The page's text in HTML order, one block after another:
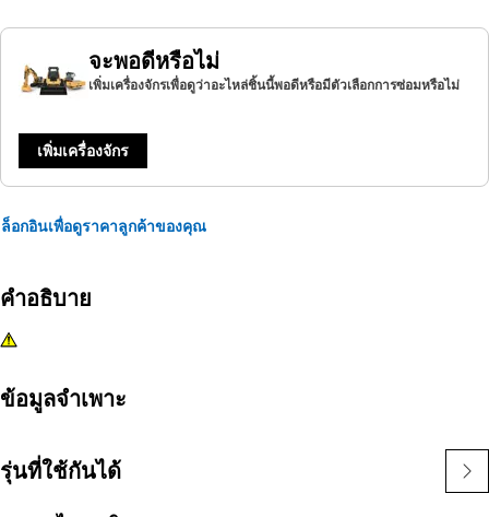
จะพอดีหรือไม่
เพิ่มเครื่องจักรเพื่อดูว่าอะไหล่ชิ้นนี้พอดีหรือมีตัวเลือกการซ่อมหรือไม่
เพิ่มเครื่องจักร
ล็อกอินเพื่อดูราคาลูกค้าของคุณ
คำอธิบาย
ข้อมูลจำเพาะ
รุ่นที่ใช้กันได้